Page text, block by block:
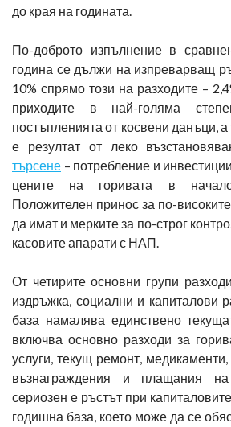
до края на годината.
По-доброто изпълнение в
година се дължи на изпреварващ
10% спрямо този на разходите –
приходите в най-голяма
постъпленията от косвени данъци, а
е резултат от леко
търсене – потребление и
цените на горивата в
Положителен принос за по-
да имат и мерките за по-строг
касовите апарати с НАП.
От четирите основни групи
издръжка, социални и капиталови
база намалява единствено
включва основно разходи за
услуги, текущ ремонт,
възнаграждения и плащания
сериозен е ръстът при
годишна база, което може да се